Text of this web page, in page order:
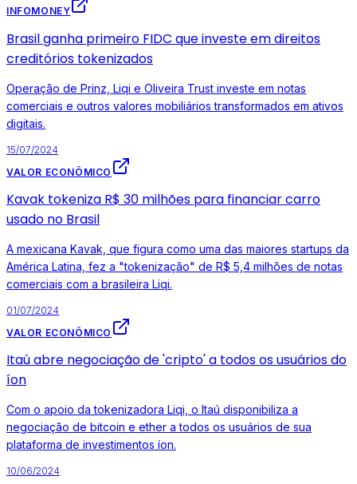
INFOMONEY
Brasil ganha primeiro FIDC que investe em direitos
creditórios tokenizados
Operação de Prinz, Liqi e Oliveira Trust investe em notas
comerciais e outros valores mobiliários transformados em ativos
digitais.
15/07/2024
VALOR ECONÔMICO
Kavak tokeniza R$ 30 milhões para financiar carro
usado no Brasil
A mexicana Kavak, que figura como uma das maiores startups da
América Latina, fez a "tokenização" de R$ 5,4 milhões de notas
comerciais com a brasileira Liqi.
01/07/2024
VALOR ECONÔMICO
Itaú abre negociação de 'cripto' a todos os usuários do
íon
Com o apoio da tokenizadora Liqi, o Itaú disponibiliza a
negociação de bitcoin e ether a todos os usuários de sua
plataforma de investimentos íon.
10/06/2024